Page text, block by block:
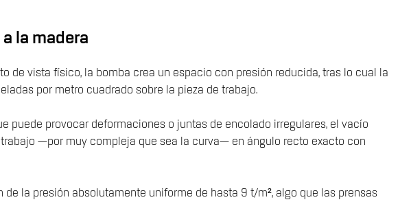
la madera
de vista físico, la bomba crea un espacio con presión reducida, tras lo cual la
por metro cuadrado sobre la pieza de trabajo.
puede provocar deformaciones o juntas de encolado irregulares, el vacío
—por muy compleja que sea la curva— en ángulo recto exacto con
la presión absolutamente uniforme de hasta 9 t/m², algo que las prensas